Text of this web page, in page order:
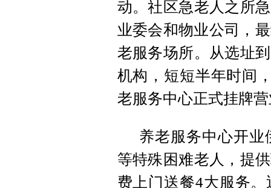
动。社区急老人之所
业委会和物业公司，
老服务场所。从选址
机构，短短半年时间
老服务中心正式挂牌
养老服务中心开
等特殊困难老人，提
费上门送餐4大服务